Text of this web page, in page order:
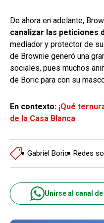
De ahora en adelante,
canalizar las peticiones
mediador y protector de
de Brownie generó una
sociales, pues muchos
de Boric para con su
En contexto: ¡Qué
de la Casa Blanca
Gabriel Boric Redes
Unirse al canal